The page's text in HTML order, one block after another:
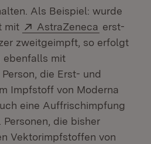
Als Beispiel: wurde
mit
Extern:
AstraZeneca (Öffnet in
erst-
zweitgeimpft, so erfolgt
ebenfalls mit
die Erst- und
Impfstoff von Moderna
eine Auffrischimpfung
die bisher
Vektorimpfstoffen von